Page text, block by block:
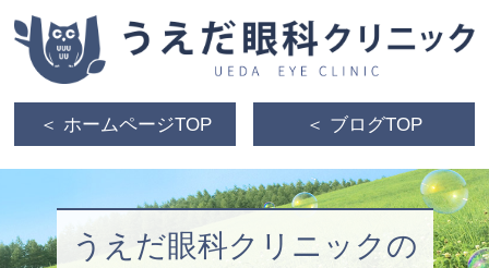
＜ ホームページTOP ＜ ブログTOP
うえだ眼科クリニックの